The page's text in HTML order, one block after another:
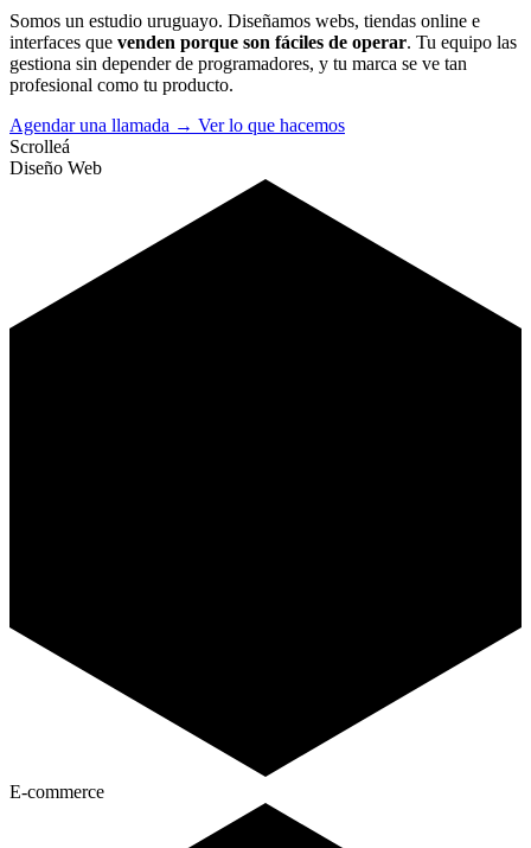
Somos un estudio uruguayo. Diseñamos webs, tiendas online e
interfaces que venden porque son fáciles de operar. Tu equipo las
gestiona sin depender de programadores, y tu marca se ve tan
profesional como tu producto.
Agendar una llamada → Ver lo que hacemos
Scrolleá
Diseño Web
E-commerce